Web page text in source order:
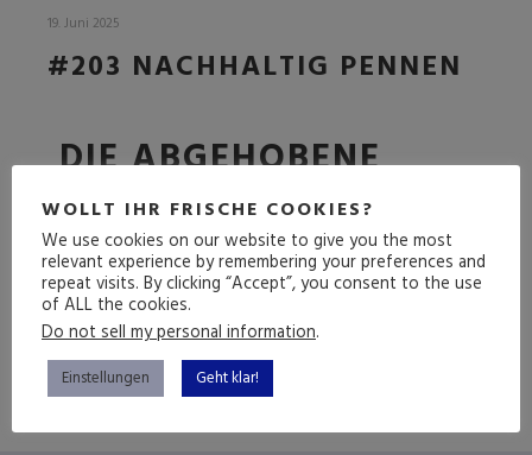
19. Juni 2025
#203 NACHHALTIG PENNEN
DIE ABGEHOBENE
FOLGE
(mehr …)
WOLLT IHR FRISCHE COOKIES?
We use cookies on our website to give you the most
relevant experience by remembering your preferences and
repeat visits. By clicking “Accept”, you consent to the use
of ALL the cookies.
Do not sell my personal information.
Einstellungen Geht klar!